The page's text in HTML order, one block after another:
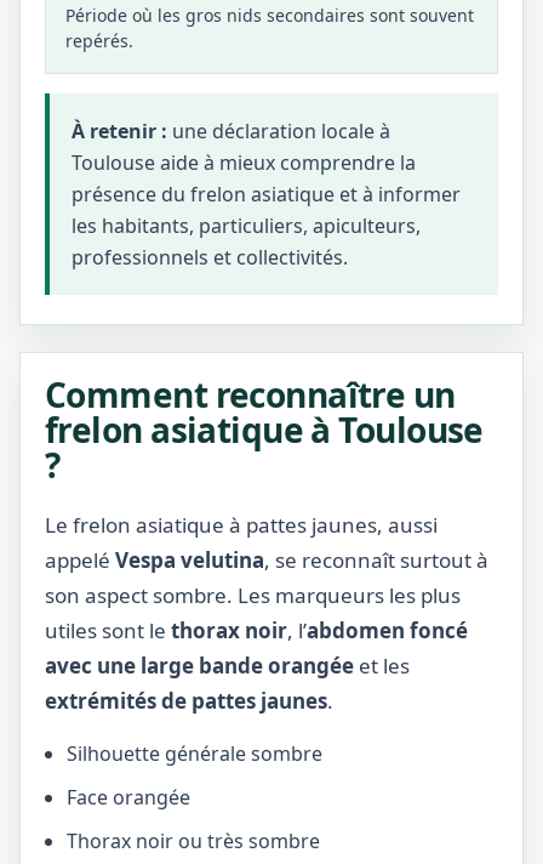
Période où les gros nids secondaires sont souvent
repérés.
À retenir : une déclaration locale à
Toulouse aide à mieux comprendre la
présence du frelon asiatique et à informer
les habitants, particuliers, apiculteurs,
professionnels et collectivités.
Comment reconnaître un
frelon asiatique à Toulouse
?
Le frelon asiatique à pattes jaunes, aussi
appelé Vespa velutina, se reconnaît surtout à
son aspect sombre. Les marqueurs les plus
utiles sont le thorax noir, l’abdomen foncé
avec une large bande orangée et les
extrémités de pattes jaunes.
Silhouette générale sombre
Face orangée
Thorax noir ou très sombre